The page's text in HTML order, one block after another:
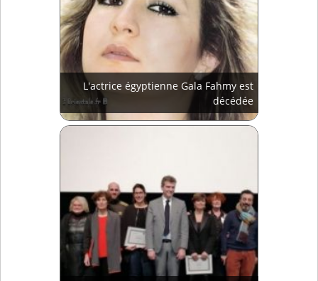
L'actrice égyptienne Gala Fahmy est
décédée